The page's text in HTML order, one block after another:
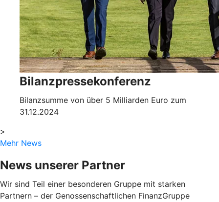
Bilanzpressekonferenz
Bilanzsumme von über 5 Milliarden Euro zum
31.12.2024
>
Mehr News
News unserer Partner
Wir sind Teil einer besonderen Gruppe mit starken
Partnern – der Genossenschaftlichen FinanzGruppe